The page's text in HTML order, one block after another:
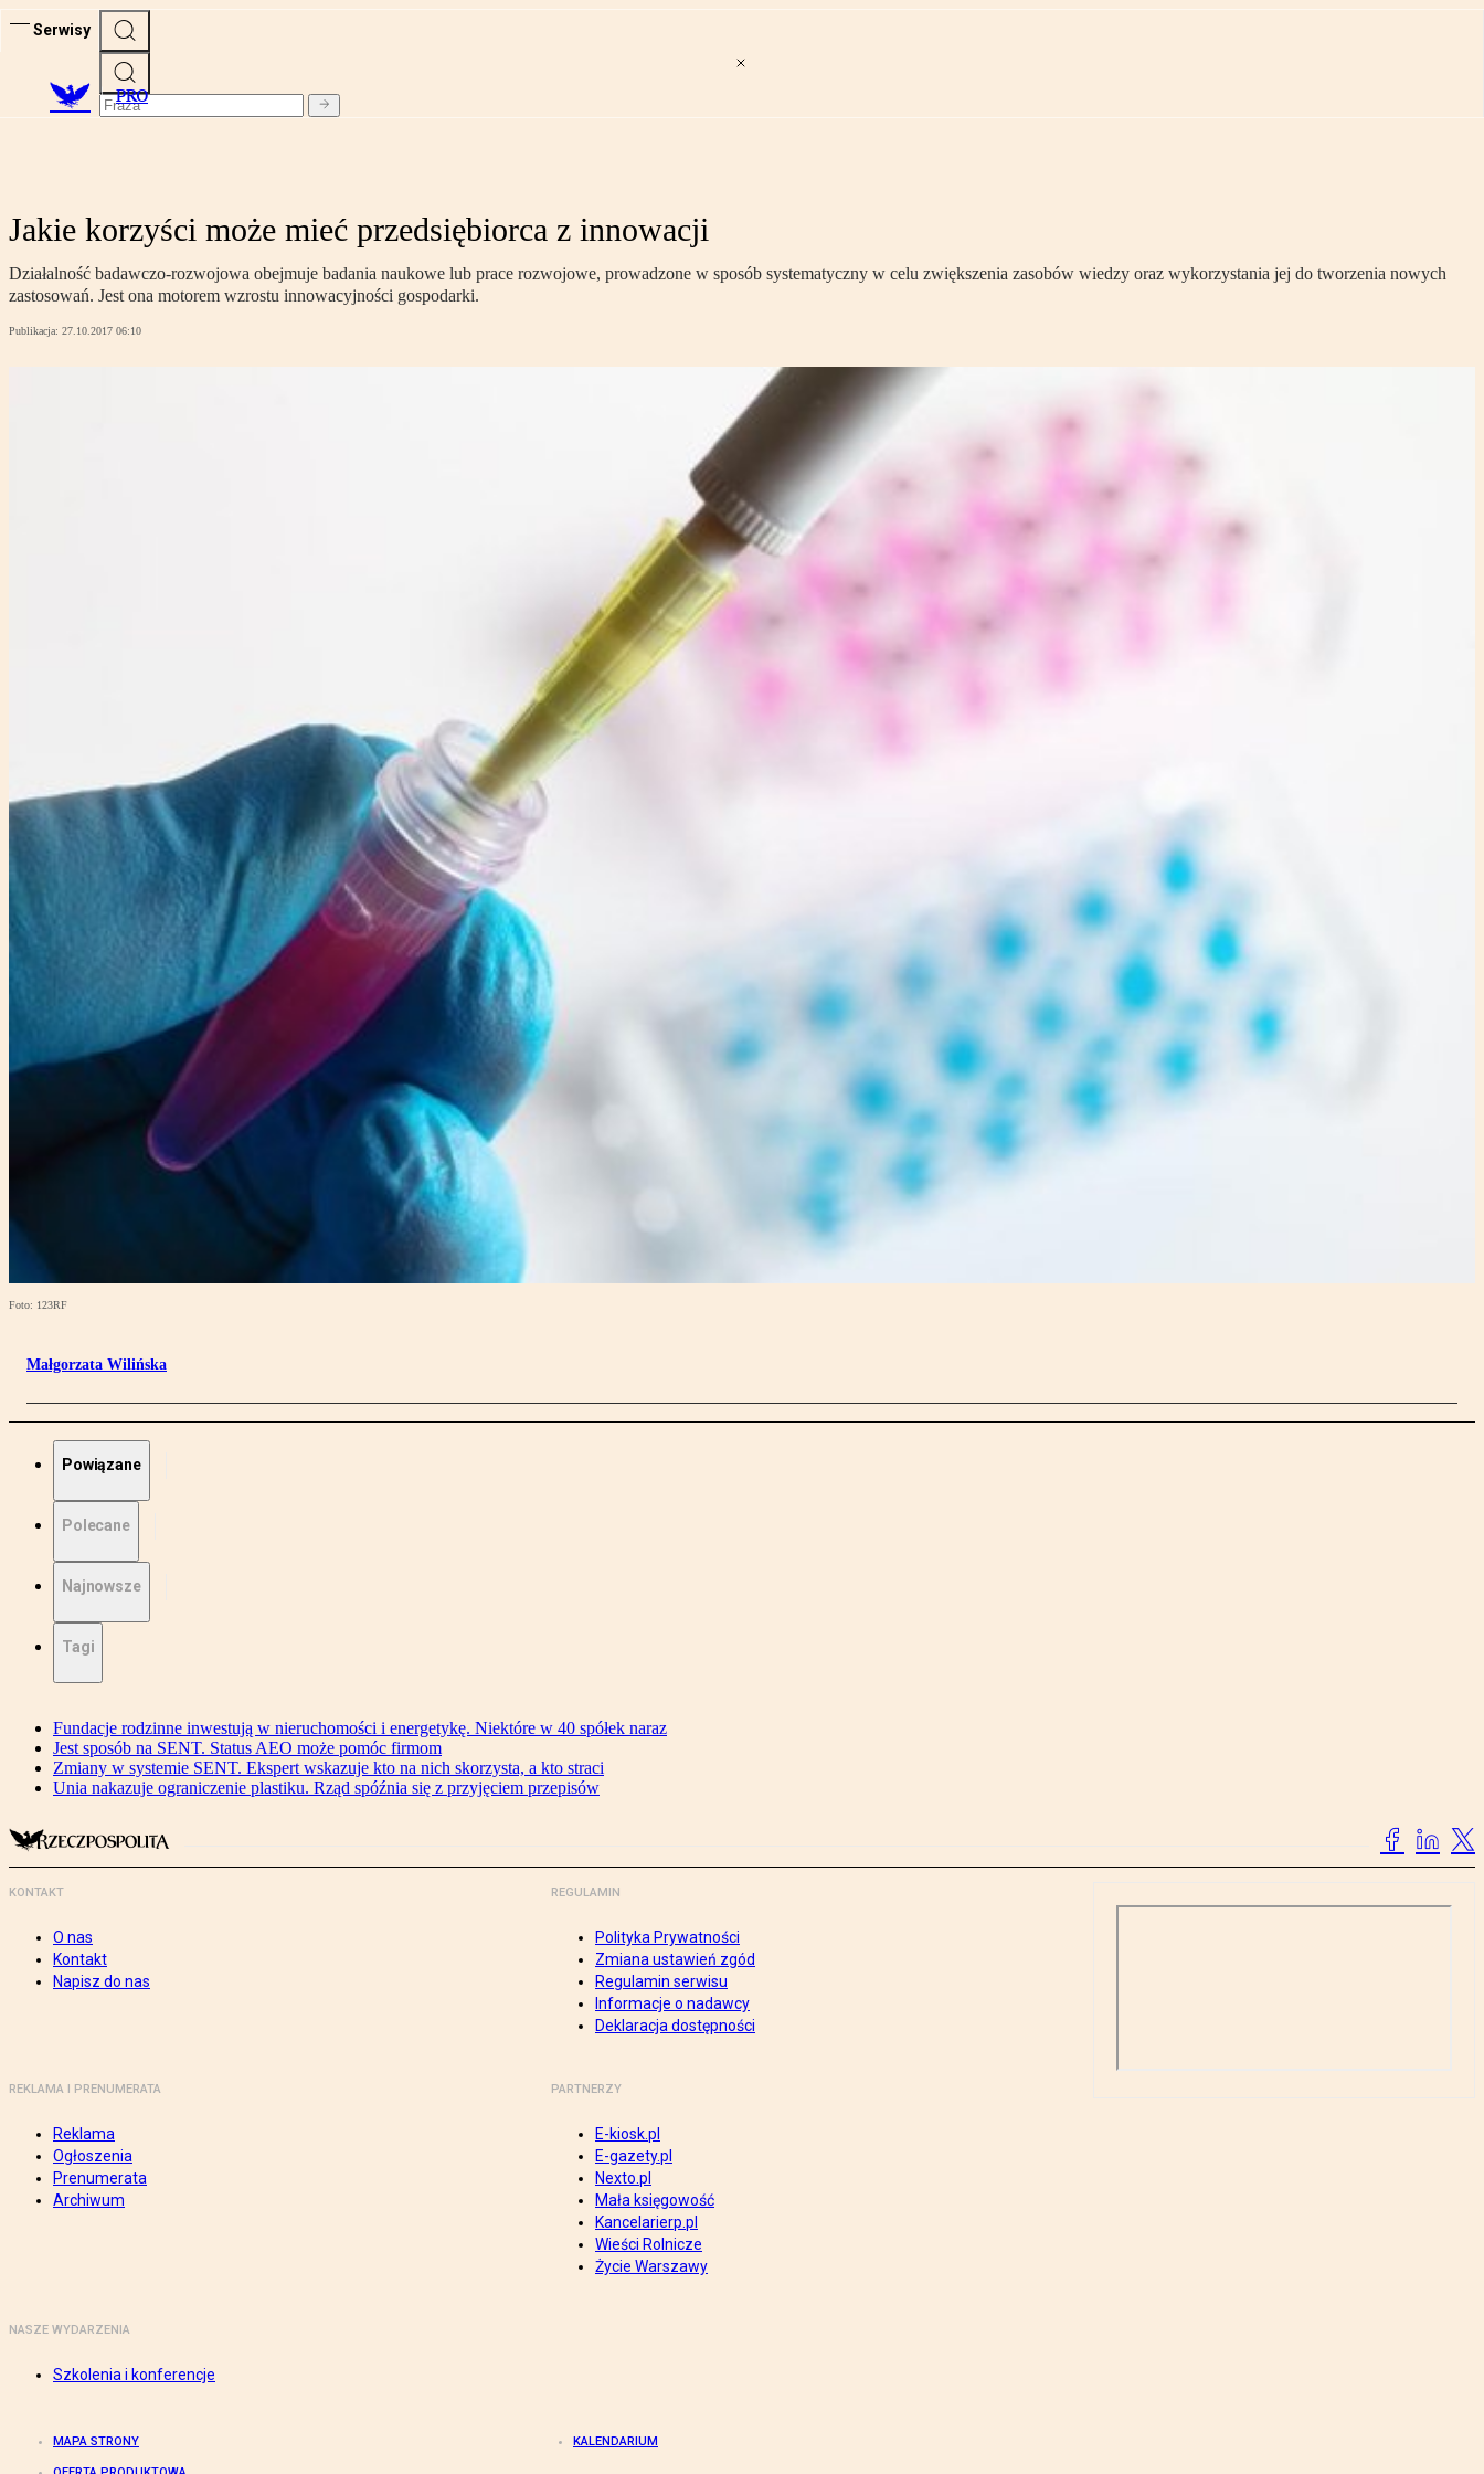
Serwisy
PRO
Jakie korzyści może mieć przedsiębiorca z innowacji
Działalność badawczo-rozwojowa obejmuje badania naukowe lub prace rozwojowe, prowadzone w sposób systematyczny w celu zwiększenia zasobów wiedzy oraz wykorzystania jej do tworzenia nowych
zastosowań. Jest ona motorem wzrostu innowacyjności gospodarki.
Publikacja: 27.10.2017 06:10
Foto: 123RF
Małgorzata Wilińska
Powiązane
Polecane
Najnowsze
Tagi
Fundacje rodzinne inwestują w nieruchomości i energetykę. Niektóre w 40 spółek naraz
Jest sposób na SENT. Status AEO może pomóc firmom
Zmiany w systemie SENT. Ekspert wskazuje kto na nich skorzysta, a kto straci
Unia nakazuje ograniczenie plastiku. Rząd spóźnia się z przyjęciem przepisów
KONTAKT
O nas
Kontakt
Napisz do nas
REGULAMIN
Polityka Prywatności
Zmiana ustawień zgód
Regulamin serwisu
Informacje o nadawcy
Deklaracja dostępności
REKLAMA I PRENUMERATA
Reklama
Ogłoszenia
Prenumerata
Archiwum
PARTNERZY
E-kiosk.pl
E-gazety.pl
Nexto.pl
Mała księgowość
Kancelarierp.pl
Wieści Rolnicze
Życie Warszawy
NASZE WYDARZENIA
Szkolenia i konferencje
MAPA STRONY KALENDARIUM